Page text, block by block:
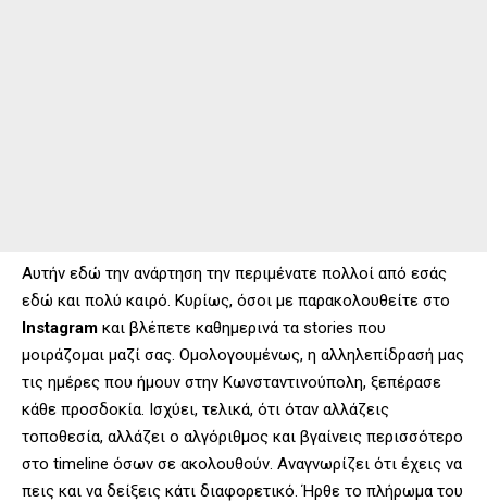
Αυτήν εδώ την ανάρτηση την περιμένατε πολλοί από εσάς
εδώ και πολύ καιρό. Κυρίως, όσοι με παρακολουθείτε στο
Instagram και βλέπετε καθημερινά τα stories που
μοιράζομαι μαζί σας. Ομολογουμένως, η αλληλεπίδρασή μας
τις ημέρες που ήμουν στην Κωνσταντινούπολη, ξεπέρασε
κάθε προσδοκία. Ισχύει, τελικά, ότι όταν αλλάζεις
τοποθεσία, αλλάζει ο αλγόριθμος και βγαίνεις περισσότερο
στο timeline όσων σε ακολουθούν. Αναγνωρίζει ότι έχεις να
πεις και να δείξεις κάτι διαφορετικό. Ήρθε το πλήρωμα του